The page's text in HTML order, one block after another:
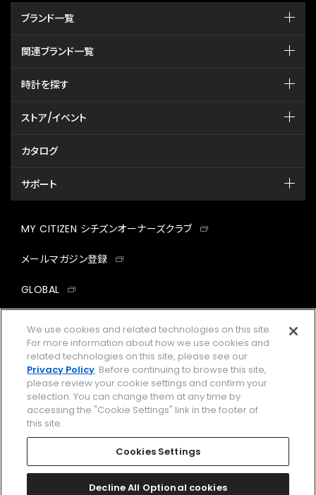
ブランド一覧
関連ブランド一覧
時計を探す
ストア/イベント
カタログ
サポート
MY CITIZEN シチズンオーナーズクラブ
メールマガジン登録
GLOBAL
facebookinstagramtwitter
企業情報 ご利用規約
プライバシーポリシー Cookies Settings
Amazon PayはAmazon.com, Inc.またはその関連会社の商標です。
We use cookies and related technologies on this site.
For more information about how we use cookies and
related technologies on this site, please see our
Privacy Policy. Before continuing to browse this site,
please review your cookie settings and confirm your
selection. You can change them at any time by
accessing the "Cookie Settings" link in the footer of
this site.
Cookies Settings
Decline All Optional cookies